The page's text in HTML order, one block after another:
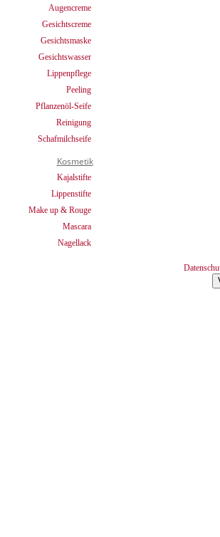
Augencreme
Gesichtscreme
Gesichtsmaske
Gesichtswasser
Lippenpflege
Peeling
Pflanzenöl-Seife
Reinigung
Schafmilchseife
Kosmetik
Kajalstifte
Lippenstifte
Make up & Rouge
Mascara
Nagellack